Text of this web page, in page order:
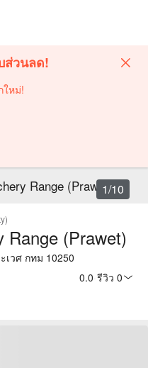
ส่วนลด!
หม่!
Range (Prawet)
Range (Prawet)
เวศ กทม 10250
0.0 รีวิว 0
1/10